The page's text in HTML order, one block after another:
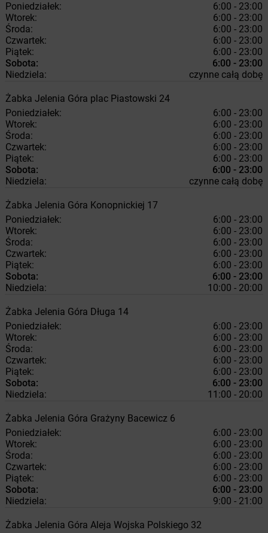
Poniedziałek:
6:00 - 23:00
Wtorek:
6:00 - 23:00
Środa:
6:00 - 23:00
Czwartek:
6:00 - 23:00
Piątek:
6:00 - 23:00
Sobota:
6:00 - 23:00
Niedziela:
czynne całą dobę
Żabka Jelenia Góra plac Piastowski 24
Poniedziałek:
6:00 - 23:00
Wtorek:
6:00 - 23:00
Środa:
6:00 - 23:00
Czwartek:
6:00 - 23:00
Piątek:
6:00 - 23:00
Sobota:
6:00 - 23:00
Niedziela:
czynne całą dobę
Żabka Jelenia Góra Konopnickiej 17
Poniedziałek:
6:00 - 23:00
Wtorek:
6:00 - 23:00
Środa:
6:00 - 23:00
Czwartek:
6:00 - 23:00
Piątek:
6:00 - 23:00
Sobota:
6:00 - 23:00
Niedziela:
10:00 - 20:00
Żabka Jelenia Góra Długa 14
Poniedziałek:
6:00 - 23:00
Wtorek:
6:00 - 23:00
Środa:
6:00 - 23:00
Czwartek:
6:00 - 23:00
Piątek:
6:00 - 23:00
Sobota:
6:00 - 23:00
Niedziela:
11:00 - 20:00
Żabka Jelenia Góra Grażyny Bacewicz 6
Poniedziałek:
6:00 - 23:00
Wtorek:
6:00 - 23:00
Środa:
6:00 - 23:00
Czwartek:
6:00 - 23:00
Piątek:
6:00 - 23:00
Sobota:
6:00 - 23:00
Niedziela:
9:00 - 21:00
Żabka Jelenia Góra Aleja Wojska Polskiego 32